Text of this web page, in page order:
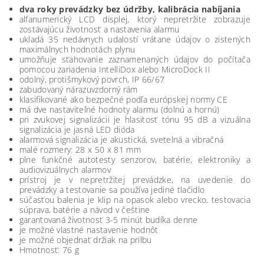
dva roky prevádzky bez údržby, kalibrácia nabíjania
alfanumerický LCD displej, ktorý nepretržite zobrazuje
zostávajúcu životnosť a nastavenia alarmu
ukladá 35 nedávnych udalostí vrátane údajov o zistených
maximálnych hodnotách plynu
umožňuje sťahovanie zaznamenaných údajov do počítača
pomocou zariadenia IntelliDox alebo MicroDock II
odolný, protišmykový povrch, IP 66/67
zabudovaný nárazuvzdorný rám
klasifikované ako bezpečné podľa európskej normy CE
má dve nastaviteľné hodnoty alarmu (dolnú a hornú)
pri zvukovej signalizácii je hlasitosť tónu 95 dB a vizuálna
signalizácia je jasná LED dióda
alarmová signalizácia je akustická, svetelná a vibračná
malé rozmery: 28 x 50 x 81 mm
plne funkčné autotesty senzorov, batérie, elektroniky a
audiovizuálnych alarmov
prístroj je v nepretržitej prevádzke, na uvedenie do
prevádzky a testovanie sa používa jediné tlačidlo
súčasťou balenia je klip na opasok alebo vrecko, testovacia
súprava, batérie a návod v češtine
garantovaná životnosť 3-5 minút budíka denne
je možné vlastné nastavenie hodnôt
je možné objednať držiak na prilbu
Hmotnosť: 76 g